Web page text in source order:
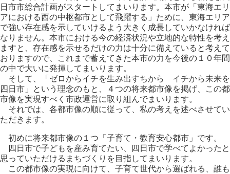
日市市総合計画がスタートしてまいります。本市が「東海エリ
アにおける西の中枢都市として飛躍する」ために、東海エリア
で強い存在感を示していけるよう大きく成長していかなければ
なりません。本市における今の経済状況や立地的な特性を考え
ますと、存在感を示せるだけの力は十分に備えていると考えて
おりますので、これまで蓄えてきた本市の力を今後の１０年間
の中で大いに発揮してまいります。
そして、「ゼロからイチを生み出すちから イチから未来を
四日市」という理念のもと、４つの将来都市像を掲げ、この都
市像を実現すべく市政運営に取り組んでまいります。
それでは、各都市像の順に従って、私の考えを述べさせてい
ただきます。
初めに将来都市像の１つ「子育て・教育安心都市」です。
四日市で子どもを産み育てたい、四日市で学べてよかったと
思っていただけるまちづくりを目指してまいります。
この都市像の実現に向けて、子育て世代から選ばれる、誰も